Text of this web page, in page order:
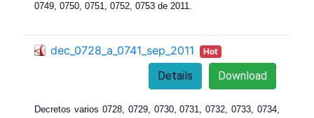
0749, 0750, 0751, 0752, 0753 de 2011.
dec_0728_a_0741_sep_2011 Hot
Download
Details
Decretos varios 0728, 0729, 0730, 0731, 0732, 0733, 0734,